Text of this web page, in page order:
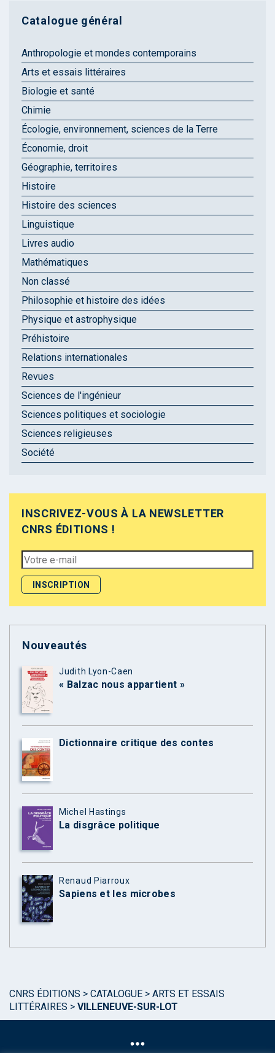
Catalogue général
Anthropologie et mondes contemporains
Arts et essais littéraires
Biologie et santé
Chimie
Écologie, environnement, sciences de la Terre
Économie, droit
Géographie, territoires
Histoire
Histoire des sciences
Linguistique
Livres audio
Mathématiques
Non classé
Philosophie et histoire des idées
Physique et astrophysique
Préhistoire
Relations internationales
Revues
Sciences de l'ingénieur
Sciences politiques et sociologie
Sciences religieuses
Société
INSCRIVEZ-VOUS À LA NEWSLETTER
CNRS ÉDITIONS !
Nouveautés
Judith Lyon-Caen
« Balzac nous appartient »
Dictionnaire critique des contes
Michel Hastings
La disgrâce politique
Renaud Piarroux
Sapiens et les microbes
CNRS ÉDITIONS > CATALOGUE > ARTS ET ESSAIS
LITTÉRAIRES > VILLENEUVE-SUR-LOT